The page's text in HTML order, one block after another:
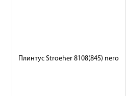
Плинтус Stroeher 8108(845) nero